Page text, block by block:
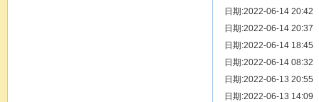
[ 族谱知识 ] 漫话辈份
日期:2022-06-14 20:42
[ 族谱知识 ] 修族谱的用
日期:2022-06-14 20:37
[ 族谱知识 ] 一元等于多
日期:2022-06-14 18:45
[ 散文随笔 ] 写给远在天
日期:2022-06-14 08:32
[ 宗亲新闻 ] 关于“金鸡落
日期:2022-06-13 20:55
[ 庙堂宗祠 ] 洽礼祖祠
日期:2022-06-13 14:09